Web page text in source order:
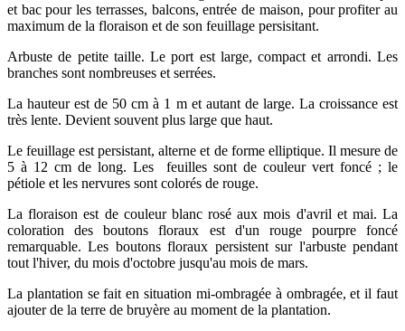
et bac pour les terrasses, balcons, entrée de maison, pour profiter au
maximum de la floraison et de son feuillage persisitant.
Arbuste de petite taille. Le port est large, compact et arrondi. Les
branches sont nombreuses et serrées.
La hauteur est de 50 cm à 1 m et autant de large. La croissance est
très lente. Devient souvent plus large que haut.
Le feuillage est persistant, alterne et de forme elliptique. Il mesure de
5 à 12 cm de long. Les feuilles sont de couleur vert foncé ; le
pétiole et les nervures sont colorés de rouge.
La floraison est de couleur blanc rosé aux mois d'avril et mai. La
coloration des boutons floraux est d'un rouge pourpre foncé
remarquable. Les boutons floraux persistent sur l'arbuste pendant
tout l'hiver, du mois d'octobre jusqu'au mois de mars.
La plantation se fait en situation mi-ombragée à ombragée, et il faut
ajouter de la terre de bruyère au moment de la plantation.